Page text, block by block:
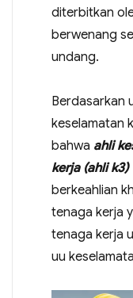
diterbitkan
berwenang
undang.
Berdasarkan
keselamatan
bahwa ahli
kerja (ahli k3)
berkeahlian
tenaga kerja
tenaga kerja
uu